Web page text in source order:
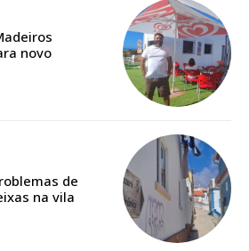
Exclusivos para
anual
novo
de
na vila